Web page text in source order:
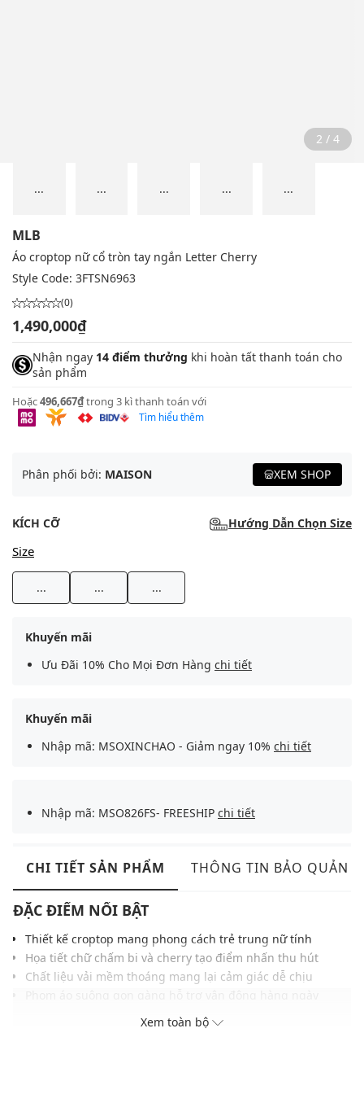
2 / 4
... ... ... ... ...
MLB
Áo croptop nữ cổ tròn tay ngắn Letter Cherry
Style Code: 3FTSN6963
(0)
1,490,000₫
Nhận ngay 14 điểm thưởng khi hoàn tất thanh toán cho
sản phẩm
Hoặc496,667₫trong 3 kì thanh toán với
Tìm hiểu thêm
Phân phối bởi: MAISON XEM SHOP
KÍCH CỠ Hướng Dẫn Chọn Size
Size
... ... ...
Khuyến mãi
Ưu Đãi 10% Cho Mọi Đơn Hàng chi tiết
Khuyến mãi
Nhập mã: MSOXINCHAO - Giảm ngay 10% chi tiết
Nhập mã: MSO826FS- FREESHIP chi tiết
CHI TIẾT SẢN PHẨM THÔNG TIN BẢO QUẢN
ĐẶC ĐIỂM NỔI BẬT
Thiết kế croptop mang phong cách trẻ trung nữ tính
Họa tiết chữ chấm bi và cherry tạo điểm nhấn thu hút
Chất liệu vải mềm thoáng mang lại cảm giác dễ chịu
Đường may chỉn chu giúp hoàn thiện tổng thể hài hòa
Gam màu hiện đại phù hợp với nhiều kiểu phong cách
Xem toàn bộ